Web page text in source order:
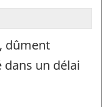
dûment
un délai